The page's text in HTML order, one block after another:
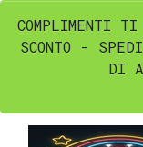
COMPLIMENTI
SCONTO -
DI